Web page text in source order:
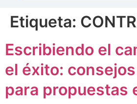
Etiqueta:
Escribiendo el
el éxito:
para propuestas